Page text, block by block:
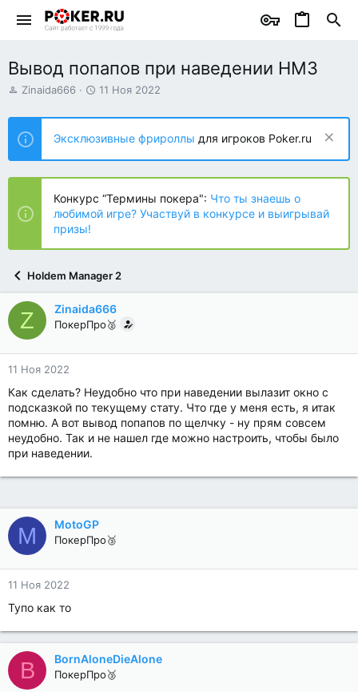
Вывод попапов при наведении HM3
А
т
о
р
т
е
ы
Zinaida666
Д
т
н
а
ч
а
11 Ноя 2022
Эксклюзивные фрироллы для игроков Poker.ru
Конкурс “Термины покера": Что ты знаешь о
любимой игре? Участвуй в конкурсе и выигрывай
призы!
Holdem Manager 2
Z Zinaida666
ПокерПро🥈
11 Ноя 2022
Как сделать? Неудобно что при наведении вылазит окно с
подсказкой по текущему стату. Что где у меня есть, я итак
помню. А вот вывод попапов по щелчку - ну прям совсем
неудобно. Так и не нашел где можно настроить, чтобы было
при наведении.
M MotoGP
ПокерПро🥉
11 Ноя 2022
Тупо как то
B BornAloneDieAlone
ПокерПро🥉